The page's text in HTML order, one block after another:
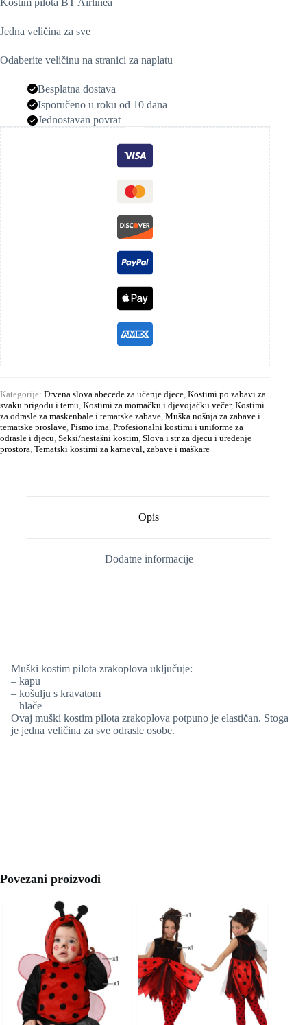
Jedna veličina za sve
Odaberite veličinu na stranici za naplatu
Besplatna dostava
Isporučeno u roku od 10 dana
Jednostavan povrat
Kategorije: Drvena slova abecede za učenje djece, Kostimi po zabavi za
svaku prigodu i temu, Kostimi za momačku i djevojačku večer, Kostimi
za odrasle za maskenbale i tematske zabave, Muška nošnja za zabave i
tematske proslave, Pismo ima, Profesionalni kostimi i uniforme za
odrasle i djecu, Seksi/nestašni kostim, Slova i str za djecu i uređenje
prostora, Tematski kostimi za karneval, zabave i maškare
Opis
Dodatne informacije
Muški kostim pilota zrakoplova uključuje:
– kapu
– košulju s kravatom
– hlače
Ovaj muški kostim pilota zrakoplova potpuno je elastičan. Stoga
je jedna veličina za sve odrasle osobe.
Povezani proizvodi